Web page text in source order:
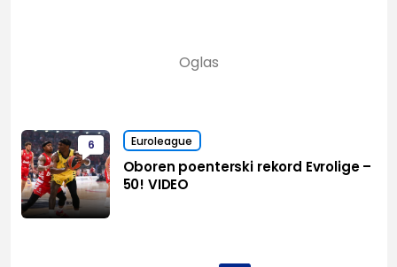
6 Euroleague
Oboren poenterski rekord Evrolige –
50! VIDEO